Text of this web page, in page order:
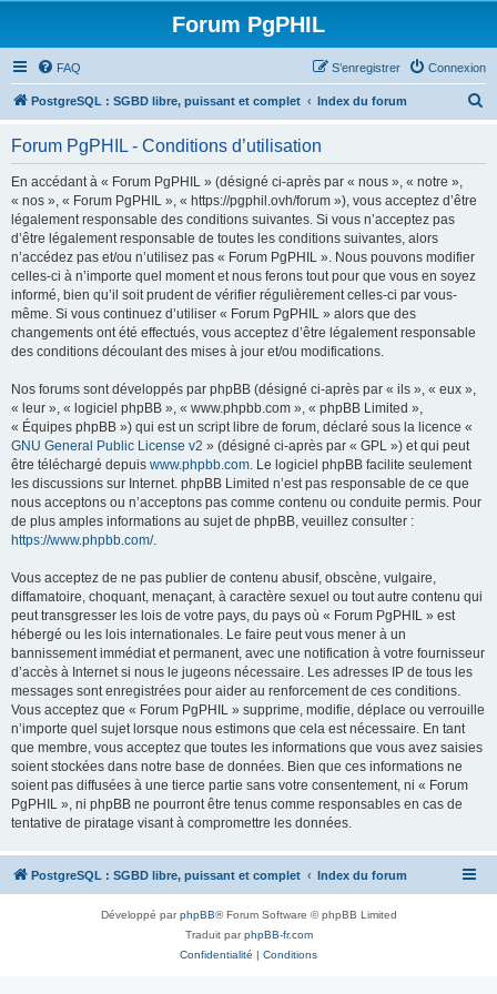
Forum PgPHIL
FAQ Connexion
S’enregistrer
PostgreSQL : SGBD libre, puissant et complet Index du forum
Forum PgPHIL - Conditions d’utilisation
En accédant à « Forum PgPHIL » (désigné ci-après par « nous », « notre »,
« nos », « Forum PgPHIL », « https://pgphil.ovh/forum »), vous acceptez d’être
légalement responsable des conditions suivantes. Si vous n’acceptez pas
d’être légalement responsable de toutes les conditions suivantes, alors
n’accédez pas et/ou n’utilisez pas « Forum PgPHIL ». Nous pouvons modifier
celles-ci à n’importe quel moment et nous ferons tout pour que vous en soyez
informé, bien qu’il soit prudent de vérifier régulièrement celles-ci par vous-
même. Si vous continuez d’utiliser « Forum PgPHIL » alors que des
changements ont été effectués, vous acceptez d’être légalement responsable
des conditions découlant des mises à jour et/ou modifications.
Nos forums sont développés par phpBB (désigné ci-après par « ils », « eux »,
« leur », « logiciel phpBB », « www.phpbb.com », « phpBB Limited »,
« Équipes phpBB ») qui est un script libre de forum, déclaré sous la licence «
GNU General Public License v2 » (désigné ci-après par « GPL ») et qui peut
être téléchargé depuis www.phpbb.com. Le logiciel phpBB facilite seulement
les discussions sur Internet. phpBB Limited n’est pas responsable de ce que
nous acceptons ou n’acceptons pas comme contenu ou conduite permis. Pour
de plus amples informations au sujet de phpBB, veuillez consulter :
https://www.phpbb.com/.
Vous acceptez de ne pas publier de contenu abusif, obscène, vulgaire,
diffamatoire, choquant, menaçant, à caractère sexuel ou tout autre contenu qui
peut transgresser les lois de votre pays, du pays où « Forum PgPHIL » est
hébergé ou les lois internationales. Le faire peut vous mener à un
bannissement immédiat et permanent, avec une notification à votre fournisseur
d’accès à Internet si nous le jugeons nécessaire. Les adresses IP de tous les
messages sont enregistrées pour aider au renforcement de ces conditions.
Vous acceptez que « Forum PgPHIL » supprime, modifie, déplace ou verrouille
n’importe quel sujet lorsque nous estimons que cela est nécessaire. En tant
que membre, vous acceptez que toutes les informations que vous avez saisies
soient stockées dans notre base de données. Bien que ces informations ne
soient pas diffusées à une tierce partie sans votre consentement, ni « Forum
PgPHIL », ni phpBB ne pourront être tenus comme responsables en cas de
tentative de piratage visant à compromettre les données.
PostgreSQL : SGBD libre, puissant et complet Index du forum
Développé parphpBB® Forum Software © phpBB Limited
Traduit parphpBB-fr.com
Confidentialité | Conditions